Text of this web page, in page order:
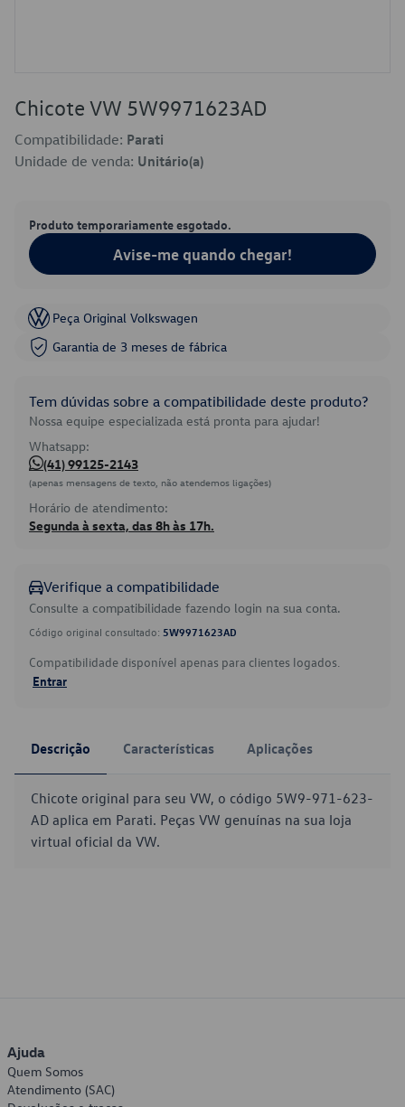
Chicote VW 5W9971623AD
Compatibilidade: Parati
Unidade de venda: Unitário(a)
Produto temporariamente esgotado.
Avise-me quando chegar!
Peça Original Volkswagen
Garantia de 3 meses de fábrica
Tem dúvidas sobre a compatibilidade deste produto?
Nossa equipe especializada está pronta para ajudar!
Whatsapp:
(41) 99125-2143
(apenas mensagens de texto, não atendemos ligações)
Horário de atendimento:
Segunda à sexta, das 8h às 17h.
Verifique a compatibilidade
Consulte a compatibilidade fazendo login na sua conta.
Código original consultado: 5W9971623AD
Compatibilidade disponível apenas para clientes logados.
Entrar
Descrição Características Aplicações
Chicote original para seu VW, o código 5W9-971-623-
AD aplica em Parati. Peças VW genuínas na sua loja
virtual oficial da VW.
Ajuda
Quem Somos
Atendimento (SAC)